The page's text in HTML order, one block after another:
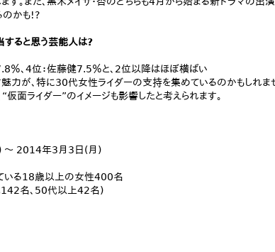
のかも!?
すると思う芸能人は?
％、4位：佐藤健7.5％と、2位以降はほぼ横ばい
力が、特に30代女性ライダーの支持を集めているのかもしれま
面ライダー”のイメージも影響したと考えられます。
～ 2014年3月3日(月)
いる18歳以上の女性400名
名、50代以上42名)